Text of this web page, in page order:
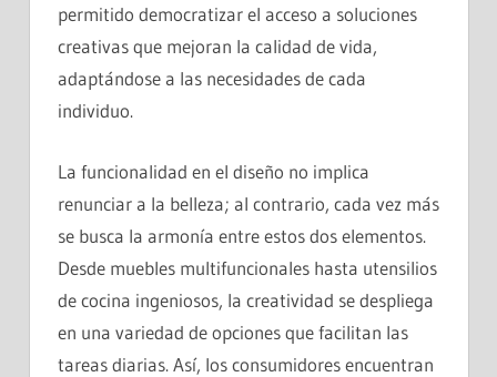
permitido democratizar el acceso a soluciones
creativas que mejoran la calidad de vida,
adaptándose a las necesidades de cada
individuo.
La funcionalidad en el diseño no implica
renunciar a la belleza; al contrario, cada vez más
se busca la armonía entre estos dos elementos.
Desde muebles multifuncionales hasta utensilios
de cocina ingeniosos, la creatividad se despliega
en una variedad de opciones que facilitan las
tareas diarias. Así, los consumidores encuentran